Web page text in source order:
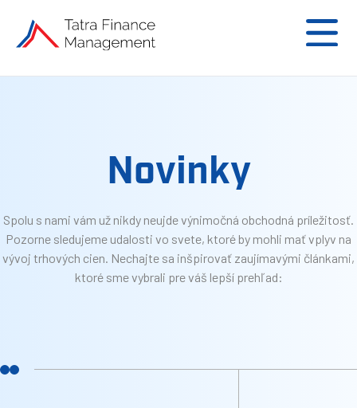
Novinky
Spolu s nami vám už nikdy neujde výnimočná obchodná príležitosť.
Pozorne sledujeme udalosti vo svete, ktoré by mohli mať vplyv na
vývoj trhových cien. Nechajte sa inšpirovať zaujímavými článkami,
ktoré sme vybrali pre váš lepší prehľad: